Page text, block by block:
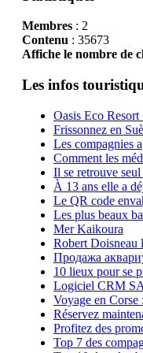
Membres: 2
Contenu : 35673
Affiche le nombre de
Les infos
Oasis Eco
Frissonnez en
Les compagnies a
Comment les
Il se retrouve
À 13 ans elle a
Le QR code
Les plus beaux
Mer Kaikoura
Robert Doisneau
Продажа
10 lieux pour se
Logiciel CRM
Voyage en
Réservez
Profitez des
Top 7 des